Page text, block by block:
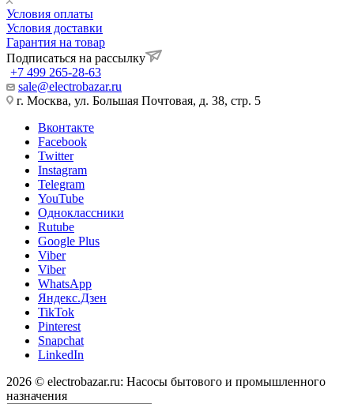
Условия оплаты
Условия доставки
Гарантия на товар
Подписаться на рассылку
+7 499 265-28-63
sale@electrobazar.ru
г. Москва, ул. Большая Почтовая, д. 38, стр. 5
Вконтакте
Facebook
Twitter
Instagram
Telegram
YouTube
Одноклассники
Rutube
Google Plus
Viber
Viber
WhatsApp
Яндекс.Дзен
TikTok
Pinterest
Snapchat
LinkedIn
2026 © electrobazar.ru: Насосы бытового и промышленного
назначения